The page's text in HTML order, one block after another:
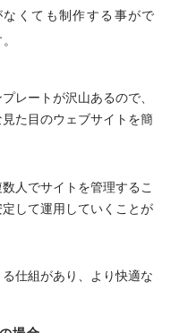
くても制作する事がで
レートが沢山あるので、
た目のウェブサイトを簡
人でサイトを管理するこ
して運用していくことが
仕組があり、より快適な